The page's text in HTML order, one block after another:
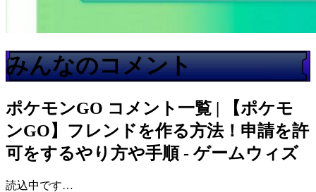
みんなのコメント
ポケモンGO コメント一覧 | 【ポケモ
ンGO】フレンドを作る方法！申請を許
可をするやり方や手順 - ゲームウィズ
読込中です…